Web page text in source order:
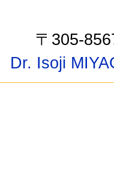
〒305-
Dr. Isoji